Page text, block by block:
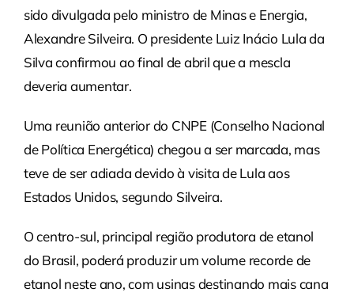
sido divulgada pelo ministro de Minas e Energia,
Alexandre Silveira. O presidente Luiz Inácio Lula da
Silva confirmou ao final de abril que a mescla
deveria aumentar.
Uma reunião anterior do CNPE (Conselho Nacional
de Política Energética) chegou a ser marcada, mas
teve de ser adiada devido à visita de Lula aos
Estados Unidos, segundo Silveira.
O centro-sul, principal região produtora de etanol
do Brasil, poderá produzir um volume recorde de
etanol neste ano, com usinas destinando mais cana